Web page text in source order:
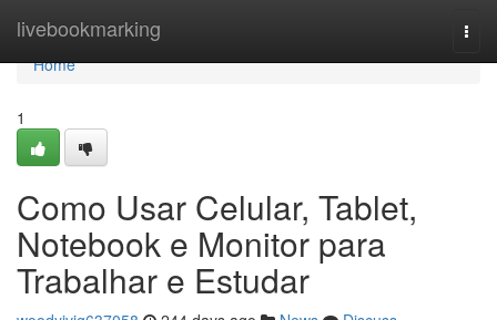
livebookmarking
Home
Home
1
Como Usar Celular, Tablet,
Notebook e Monitor para
Trabalhar e Estudar